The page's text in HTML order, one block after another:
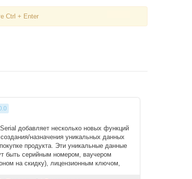
Ctrl + Enter
добавляет несколько новых функций
назначения уникальных данных
продукта. Эти уникальные данные
быть серийным номером, ваучером
на скидку), лицензионным ключом,